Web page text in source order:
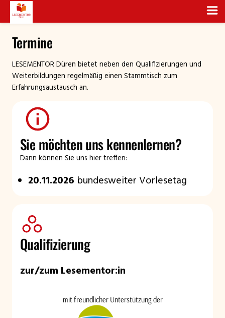
Inhalt
Termine
LESEMENTOR Düren bietet neben den Qualifizierungen und
Weiterbildungen regelmäßig einen Stammtisch zum
Erfahrungsaustausch an.
Sie möchten uns kennenlernen?
Dann können Sie uns hier treffen:
20.11.2026 bundesweiter Vorlesetag
Qualifizierung
zur/zum Lesementor:in
mit freundlicher Unterstützung der